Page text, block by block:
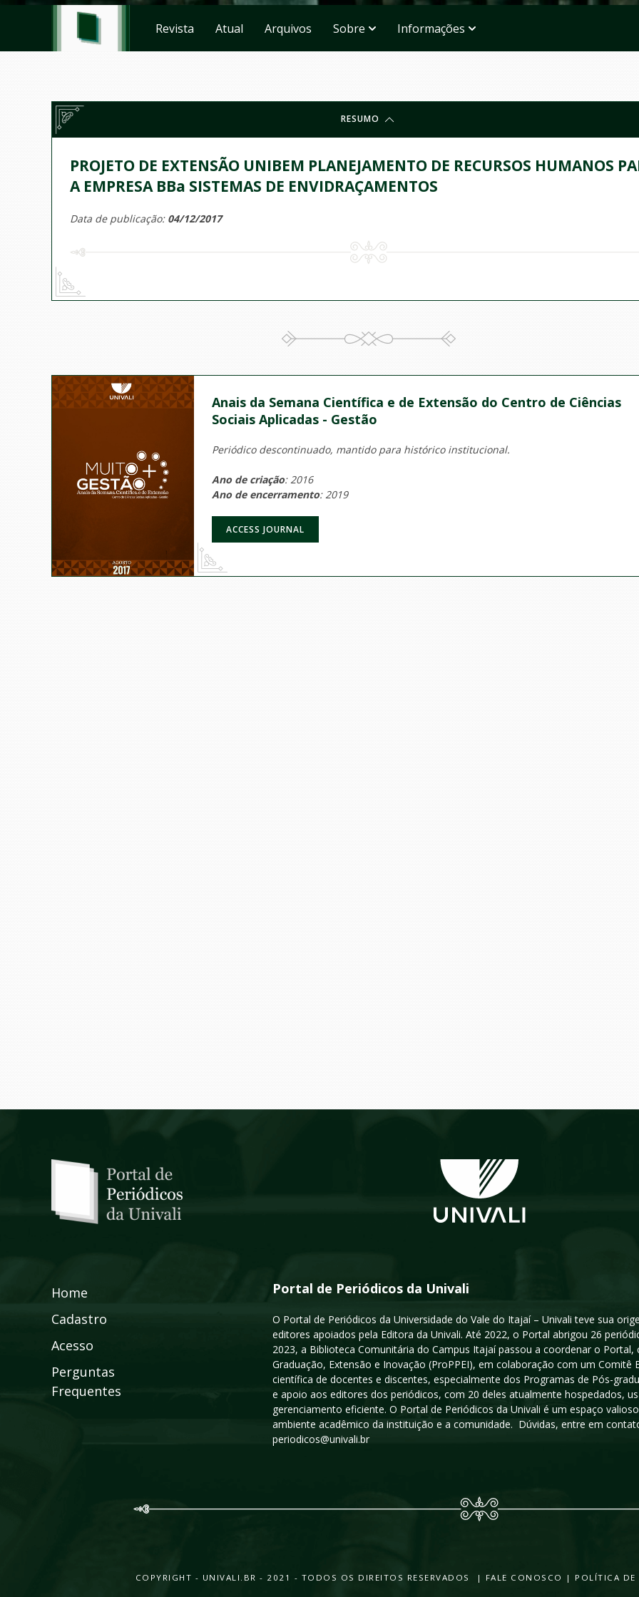
Revista Atual Arquivos Sobre Informações
RESUMO
PROJETO DE EXTENSÃO UNIBEM PLANEJAMENTO DE RECURSOS HUMANOS
A EMPRESA BBa SISTEMAS DE ENVIDRAÇAMENTOS
Data de publicação: 04/12/2017
Anais da Semana Científica e de Extensão do Centro de Ciências
Sociais Aplicadas - Gestão
Periódico descontinuado, mantido para histórico institucional.
Ano de criação: 2016
Ano de encerramento: 2019
ACCESS JOURNAL
Home
Cadastro
Acesso
Perguntas
Frequentes
Portal de Periódicos da Univali
O Portal de Periódicos da Universidade do Vale do Itajaí – Univali teve sua
editores apoiados pela Editora da Univali. Até 2022, o Portal abrigou 26
2023, a Biblioteca Comunitária do Campus Itajaí passou a coordenar o
Graduação, Extensão e Inovação (ProPPEI), em colaboração com um
científica de docentes e discentes, especialmente dos Programas de Pós-
e apoio aos editores dos periódicos, com 20 deles atualmente hospedados,
gerenciamento eficiente. O Portal de Periódicos da Univali é um espaço
ambiente acadêmico da instituição e a comunidade. Dúvidas, entre em
periodicos@univali.br
COPYRIGHT - UNIVALI.BR - 2021 - TODOS OS DIREITOS RESERVADOS | FALE CONOSCO | POLÍTICA DE